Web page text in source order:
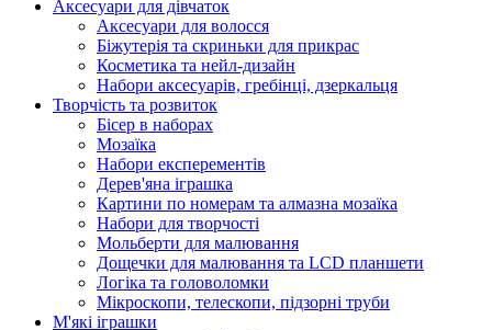
Аксесуари для дівчаток
Аксесуари для волосся
Біжутерія та скриньки для прикрас
Косметика та нейл-дизайн
Набори аксесуарів, гребінці, дзеркальця
Творчість та розвиток
Бісер в наборах
Мозаїка
Набори експерементів
Дерев'яна іграшка
Картини по номерам та алмазна мозаїка
Набори для творчості
Мольберти для малювання
Дощечки для малювання та LCD планшети
Логіка та головоломки
Мікроскопи, телескопи, підзорні труби
М'які іграшки